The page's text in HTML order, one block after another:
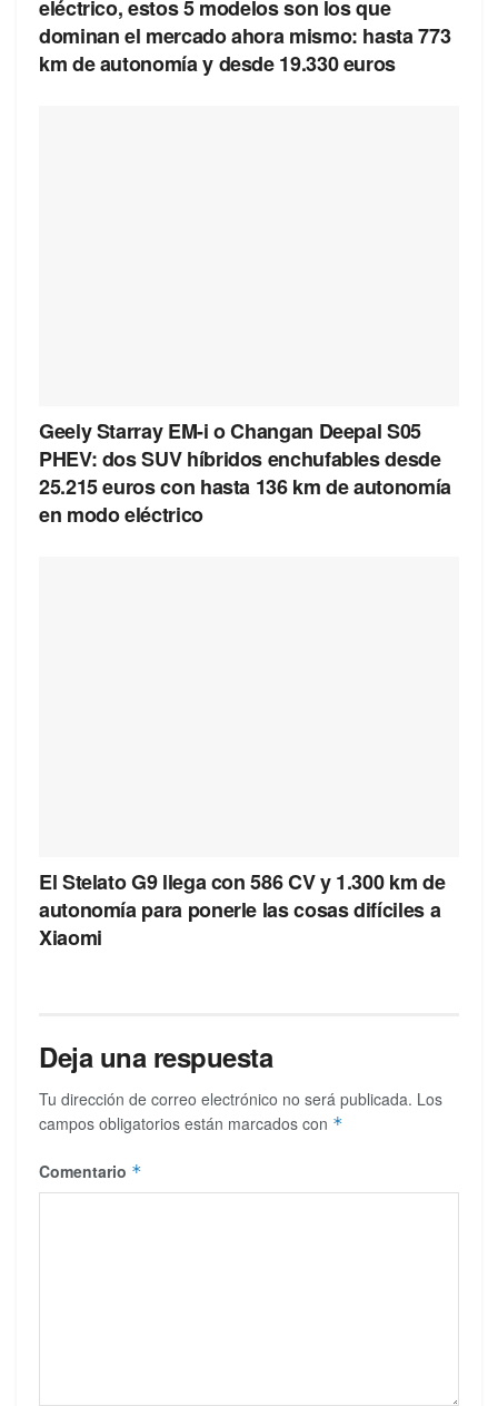
eléctrico, estos 5 modelos son los que
dominan el mercado ahora mismo: hasta 773
km de autonomía y desde 19.330 euros
Geely Starray EM-i o Changan Deepal S05
PHEV: dos SUV híbridos enchufables desde
25.215 euros con hasta 136 km de autonomía
en modo eléctrico
El Stelato G9 llega con 586 CV y 1.300 km de
autonomía para ponerle las cosas difíciles a
Xiaomi
Deja una respuesta
Tu dirección de correo electrónico no será publicada. Los
campos obligatorios están marcados con *
Comentario *